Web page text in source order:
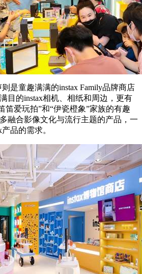
是童趣满满的instax Family品牌商店
目的instax相机、相纸和周边，更有
笛爱玩拍”和“伊瓷橙象”家族的有趣
融合影像文化与流行主题的产品，一
品的需求。